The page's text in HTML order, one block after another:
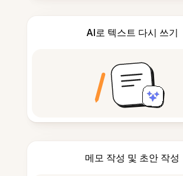
AI로 텍스트 다시 쓰기
메모 작성 및 초안 작성